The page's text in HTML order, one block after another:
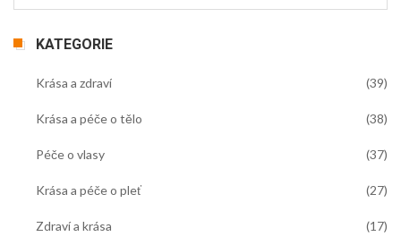
KATEGORIE
Krása a zdraví (39)
Krása a péče o tělo (38)
Péče o vlasy (37)
Krása a péče o pleť (27)
Zdraví a krása (17)